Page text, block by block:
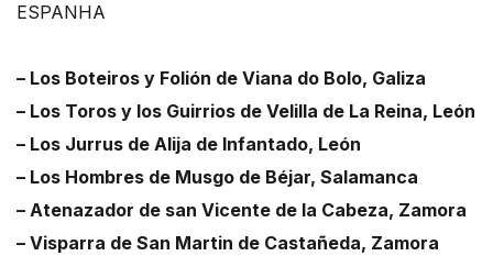
ESPANHA
– Los Boteiros y Folión de Viana do Bolo, Galiza
– Los Toros y los Guirrios de Velilla de La Reina, León
– Los Jurrus de Alija de Infantado, León
– Los Hombres de Musgo de Béjar, Salamanca
– Atenazador de san Vicente de la Cabeza, Zamora
– Visparra de San Martin de Castañeda, Zamora